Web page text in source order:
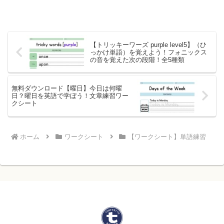
【トリッキーワーズ purple level5】（ひ
っかけ単語）を覚えよう！フォニックス
の音を覚えた次の段階！全5種類
無料ダウンロード【曜日】今日は何曜
日？曜日を英語で学ぼう！文章練習ワー
クシート
ホーム ワークシート 【ワークシート】単語練習